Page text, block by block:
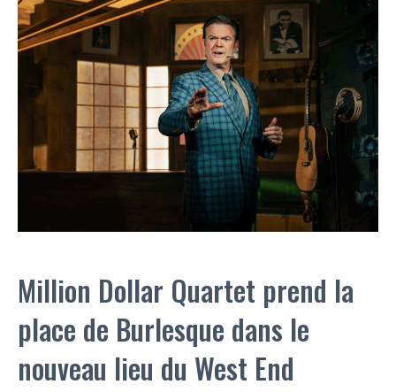
Million Dollar Quartet prend la
place de Burlesque dans le
nouveau lieu du West End